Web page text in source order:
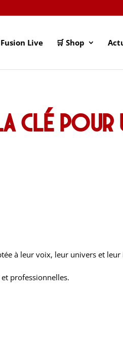
Fusion Live 🛒 Shop
clé pour
à leur voix, leur univers et leur
professionnelles.